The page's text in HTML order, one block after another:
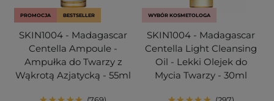
PROMOCJA BESTSELLER
SKIN1004 - Madagascar
Centella Ampoule -
Ampułka do Twarzy z
Wąkrotą Azjatycką - 55ml
WYBÓR KOSMETOLOGA
SKIN1004 - Madagascar
Centella Light Cleansing
Oil - Lekki Olejek do
Mycia Twarzy - 30ml